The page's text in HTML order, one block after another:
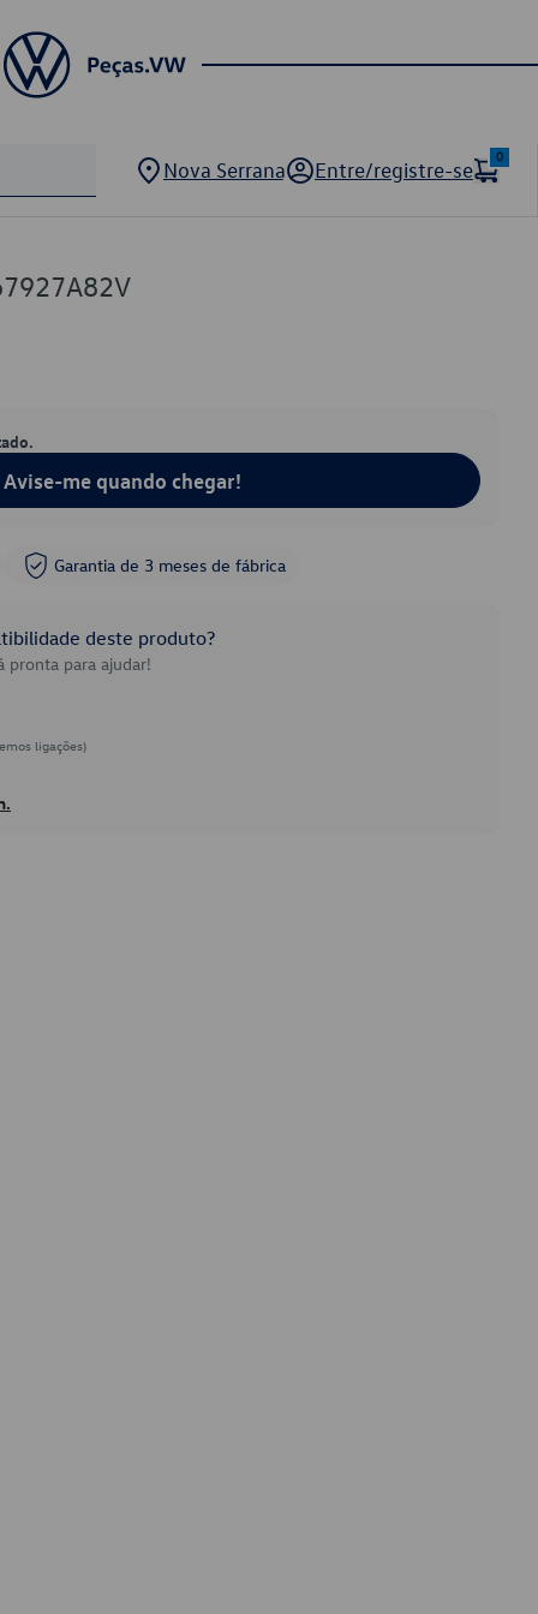
Nova Serrana Entre/registre-se
0
Avise-me quando chegar!
Garantia de 3 meses de fábrica
deste produto?
pronta para ajudar!
ligações)